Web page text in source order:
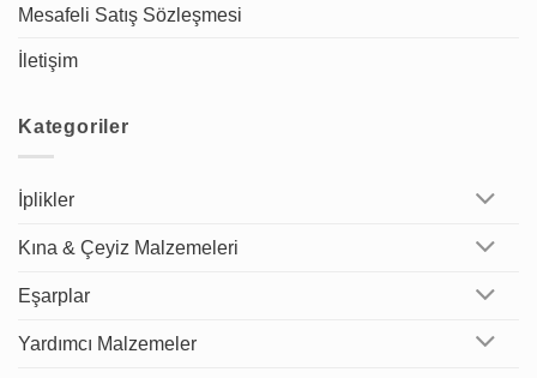
Mesafeli Satış Sözleşmesi
İletişim
Kategoriler
İplikler
Kına & Çeyiz Malzemeleri
Eşarplar
Yardımcı Malzemeler